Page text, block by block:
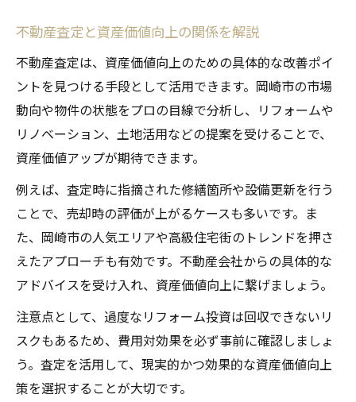
不動産査定と資産価値向上の関係を解説
不動産査定は、資産価値向上のための具体的な改善ポイ
ントを見つける手段として活用できます。岡崎市の市場
動向や物件の状態をプロの目線で分析し、リフォームや
リノベーション、土地活用などの提案を受けることで、
資産価値アップが期待できます。
例えば、査定時に指摘された修繕箇所や設備更新を行う
ことで、売却時の評価が上がるケースも多いです。ま
た、岡崎市の人気エリアや高級住宅街のトレンドを押さ
えたアプローチも有効です。不動産会社からの具体的な
アドバイスを受け入れ、資産価値向上に繋げましょう。
注意点として、過度なリフォーム投資は回収できないリ
スクもあるため、費用対効果を必ず事前に確認しましょ
う。査定を活用して、現実的かつ効果的な資産価値向上
策を選択することが大切です。